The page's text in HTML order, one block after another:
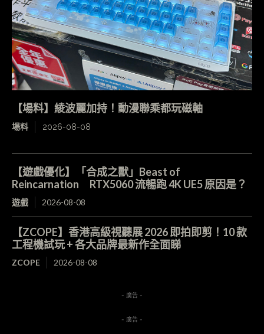
【場料】綾波麗加持！動漫聯乘都玩磁軸
場料 2026-08-08
【遊戲優化】「合成之獸」Beast of
Reincarnation RTX5060 流暢跑 4K UE5 原因是？
遊戲 2026-08-08
【ZCOPE】香港高級視聽展 2026 即拍即剪！10 款
工程機試玩 + 各大品牌最新作全面睇
ZCOPE 2026-08-08
- 廣告 -
- 廣告 -